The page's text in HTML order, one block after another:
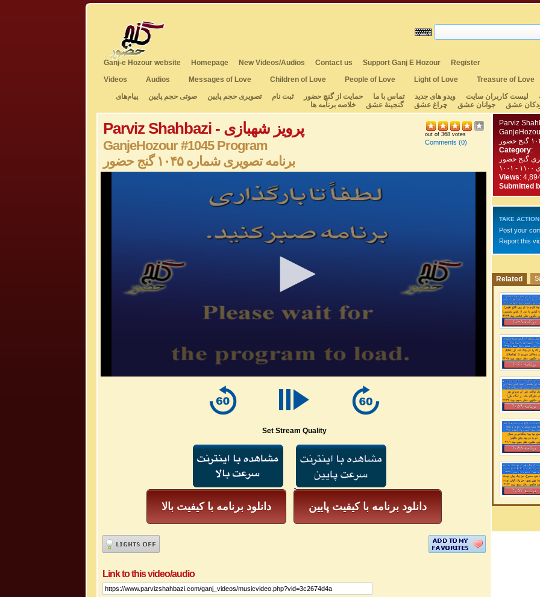
Ganj-e Hozour website Homepage New Videos/Audios Contact us Support Ganj E Hozour
Register
Videos
Audios Messages of Love Children of Love People of Love Light of Love Treasure of Love
لیست کاربران سایت ویدو های جدید تماس با ما حمایت از گنچ حضور ثبت نام تصویری حجم پایین صوتی حجم پایین
پیام‌های
عشق جوانان عشق چراغ عشق گنجینهٔ عشق خلاصه برنامه ها
Parviz Shahbazi - پرویز شهبازی
GanjeHozour #1045 Program
برنامه تصویری شماره ۱۰۴۵ گنج حضور
out of 368 votes
Comments (0)
Set Stream Quality
دانلود برنامه با کیفیت بالا دانلود برنامه با کیفیت پایین
Link to this video/audio
Category:
گنج حضور
Views:
Submitted
TAKE ACTION
Post your
Report this
Related